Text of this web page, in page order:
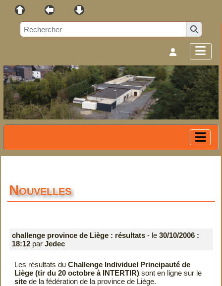
Nouvelles
challenge province de Liège : résultats - le 30/10/2006 :
18:12par Jedec
Les résultats du Challenge Individuel Principauté de
Liège (tir du 20 octobre à INTERTIR)sont en ligne sur le
sitede la fédération de la province de Liège.